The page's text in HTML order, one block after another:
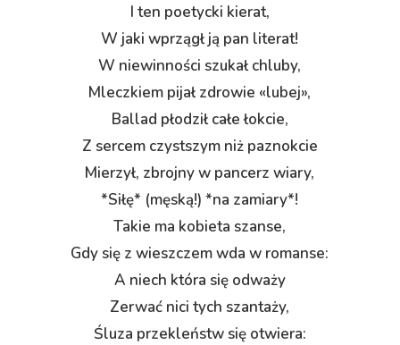
I ten poetycki kierat,
W jaki wprzągł ją pan literat!
W niewinności szukał chluby,
Mleczkiem pijał zdrowie «lubej»,
Ballad płodził całe łokcie,
Z sercem czystszym niż paznokcie
Mierzył, zbrojny w pancerz wiary,
*Siłę* (męską!) *na zamiary*!
Takie ma kobieta szanse,
Gdy się z wieszczem wda w romanse:
A niech która się odważy
Zerwać nici tych szantaży,
Śluza przekleństw się otwiera: